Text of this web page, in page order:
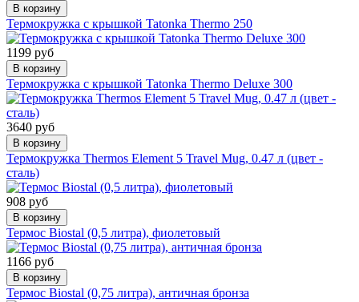
В корзину
Термокружка с крышкой Tatonka Thermo 250
1199 руб
В корзину
Термокружка с крышкой Tatonka Thermo Deluxe 300
3640 руб
В корзину
Термокружка Thermos Element 5 Travel Mug, 0.47 л (цвет -
сталь)
908 руб
В корзину
Термос Biostal (0,5 литра), фиолетовый
1166 руб
В корзину
Термос Biostal (0,75 литра), античная бронза